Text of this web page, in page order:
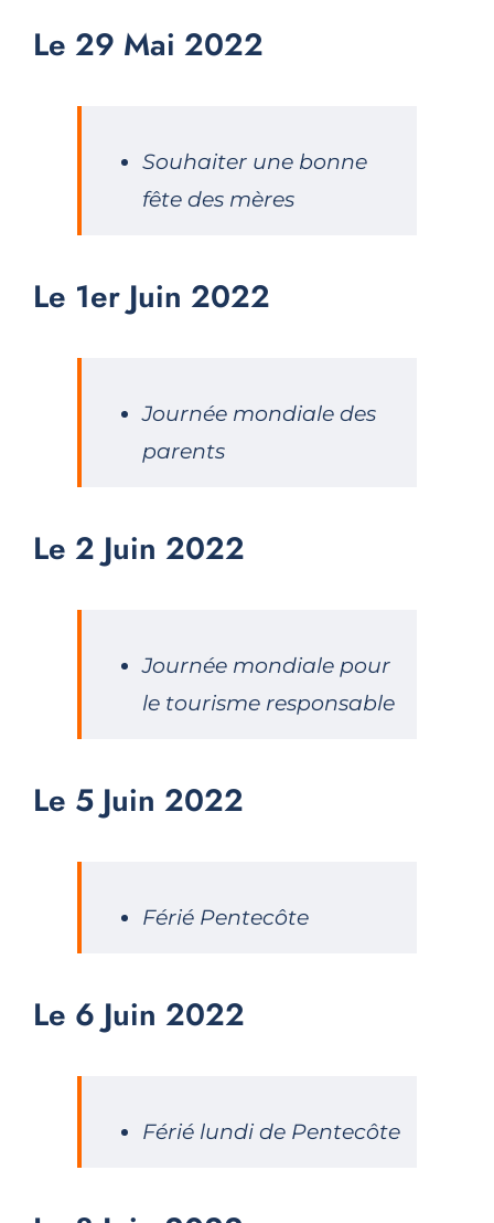
Le 29 Mai 2022
Souhaiter une bonne
fête des mères
Le 1er Juin 2022
Journée mondiale des
parents
Le 2 Juin 2022
Journée mondiale pour
le tourisme responsable
Le 5 Juin 2022
Férié Pentecôte
Le 6 Juin 2022
Férié lundi de Pentecôte